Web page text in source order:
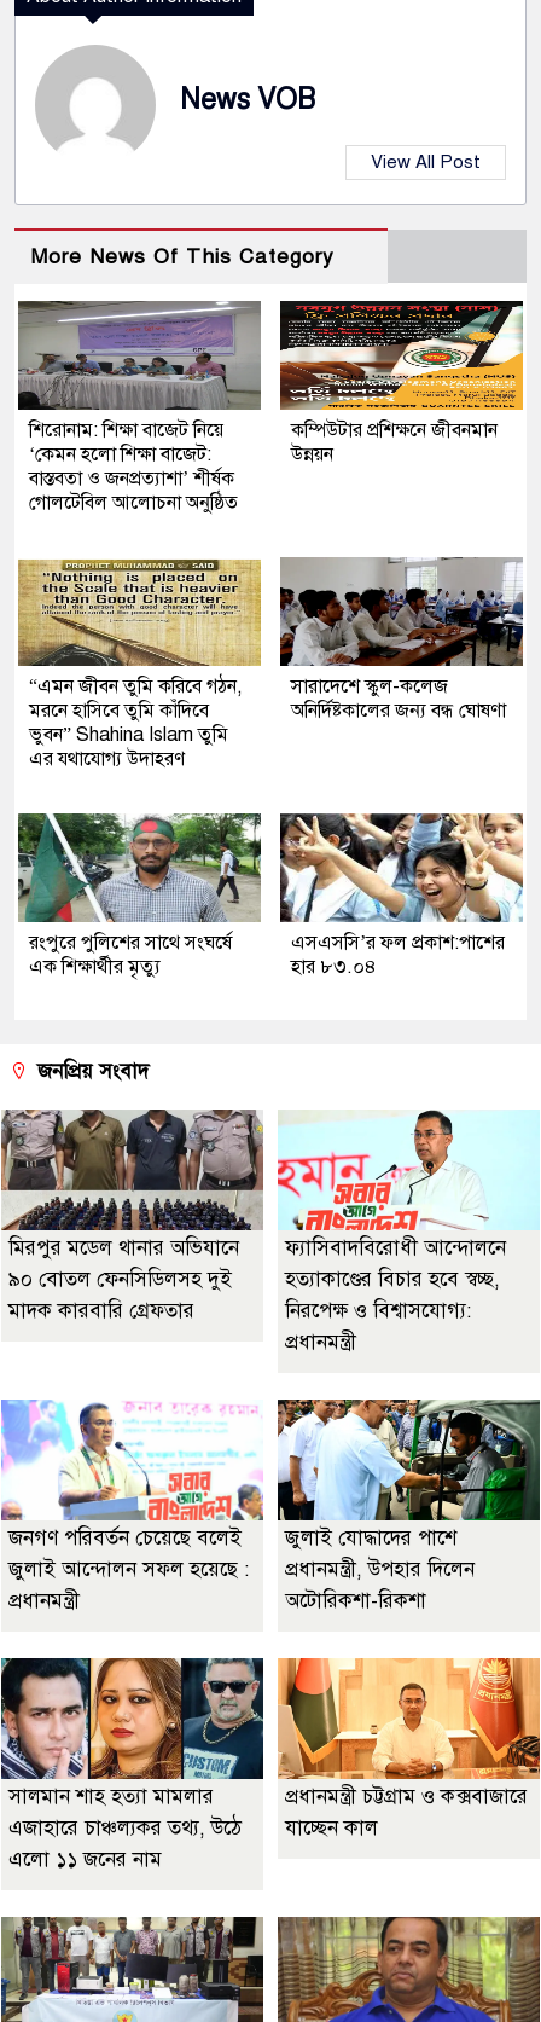
News VOB
View All Post
More News Of This Category
শিরোনাম: শিক্ষা বাজেট নিয়ে
‘কেমন হলো শিক্ষা বাজেট:
বাস্তবতা ও জনপ্রত্যাশা’ শীর্ষক
গোলটেবিল আলোচনা অনুষ্ঠিত
কম্পিউটার প্রশিক্ষনে জীবনমান
উন্নয়ন
“এমন জীবন তুমি করিবে গঠন,
মরনে হাসিবে তুমি কাঁদিবে
ভুবন” Shahina Islam তুমি
এর যথাযোগ্য উদাহরণ
সারাদেশে স্কুল-কলেজ
অনির্দিষ্টকালের জন্য বন্ধ ঘোষণা
রংপুরে পুলিশের সাথে সংঘর্ষে
এক শিক্ষার্থীর মৃত্যু
এসএসসি’র ফল প্রকাশ:পাশের
হার ৮৩.০৪
জনপ্রিয় সংবাদ
মিরপুর মডেল থানার অভিযানে
৯০ বোতল ফেনসিডিলসহ দুই
মাদক কারবারি গ্রেফতার
ফ্যাসিবাদবিরোধী আন্দোলনে
হত্যাকাণ্ডের বিচার হবে স্বচ্ছ,
নিরপেক্ষ ও বিশ্বাসযোগ্য:
প্রধানমন্ত্রী
জনগণ পরিবর্তন চেয়েছে বলেই
জুলাই আন্দোলন সফল হয়েছে :
প্রধানমন্ত্রী
জুলাই যোদ্ধাদের পাশে
প্রধানমন্ত্রী, উপহার দিলেন
অটোরিকশা-রিকশা
সালমান শাহ হত্যা মামলার
এজাহারে চাঞ্চল্যকর তথ্য, উঠে
এলো ১১ জনের নাম
প্রধানমন্ত্রী চট্টগ্রাম ও কক্সবাজারে
যাচ্ছেন কাল